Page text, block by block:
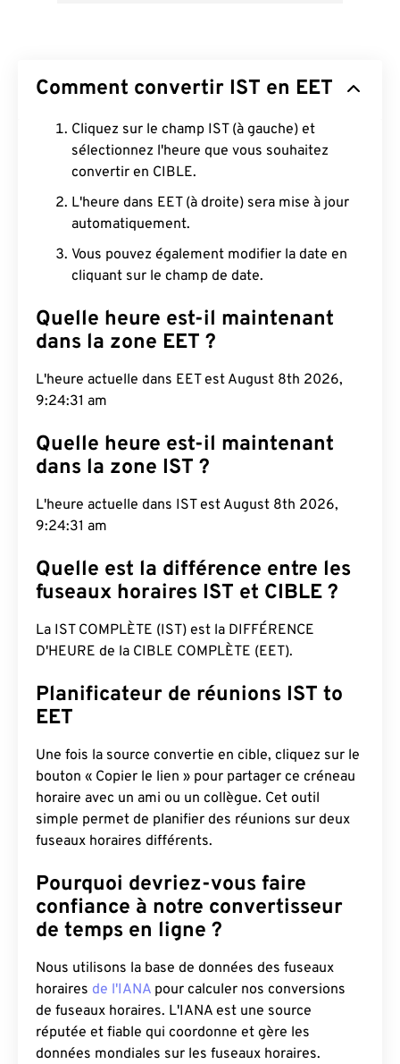
Comment convertir IST en EET
Cliquez sur le champ IST (à gauche) et
sélectionnez l'heure que vous souhaitez
convertir en CIBLE.
L'heure dans EET (à droite) sera mise à jour
automatiquement.
Vous pouvez également modifier la date en
cliquant sur le champ de date.
Quelle heure est-il maintenant
dans la zone EET ?
L'heure actuelle dans EET est August 8th 2026,
9:24:31 am
Quelle heure est-il maintenant
dans la zone IST ?
L'heure actuelle dans IST est August 8th 2026,
9:24:31 am
Quelle est la différence entre les
fuseaux horaires IST et CIBLE ?
La IST COMPLÈTE (IST) est la DIFFÉRENCE
D'HEURE de la CIBLE COMPLÈTE (EET).
Planificateur de réunions IST to
EET
Une fois la source convertie en cible, cliquez sur le
bouton « Copier le lien » pour partager ce créneau
horaire avec un ami ou un collègue. Cet outil
simple permet de planifier des réunions sur deux
fuseaux horaires différents.
Pourquoi devriez-vous faire
confiance à notre convertisseur
de temps en ligne ?
Nous utilisons la base de données des fuseaux
horaires de l'IANA pour calculer nos conversions
de fuseaux horaires. L'IANA est une source
réputée et fiable qui coordonne et gère les
données mondiales sur les fuseaux horaires.